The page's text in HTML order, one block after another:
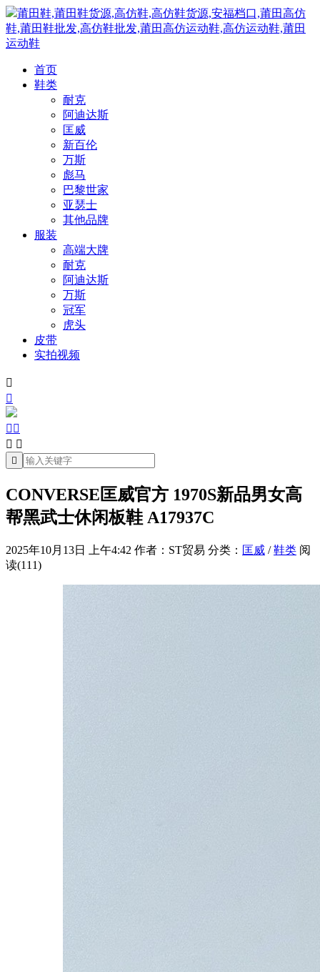
莆田鞋,莆田鞋货源,高仿鞋,高仿鞋货源,安福档口,莆田高仿
鞋,莆田鞋批发,高仿鞋批发,莆田高仿运动鞋,高仿运动鞋,莆田
运动鞋
首页
鞋类
耐克
阿迪达斯
匡威
新百伦
万斯
彪马
巴黎世家
亚瑟士
其他品牌
服装
高端大牌
耐克
阿迪达斯
万斯
冠军
虎头
皮带
实拍视频


 
 

CONVERSE匡威官方 1970S新品男女高
帮黑武士休闲板鞋 A17937C
2025年10月13日 上午4:42 作者：ST贸易 分类： 匡威 /鞋类 阅
读(111)